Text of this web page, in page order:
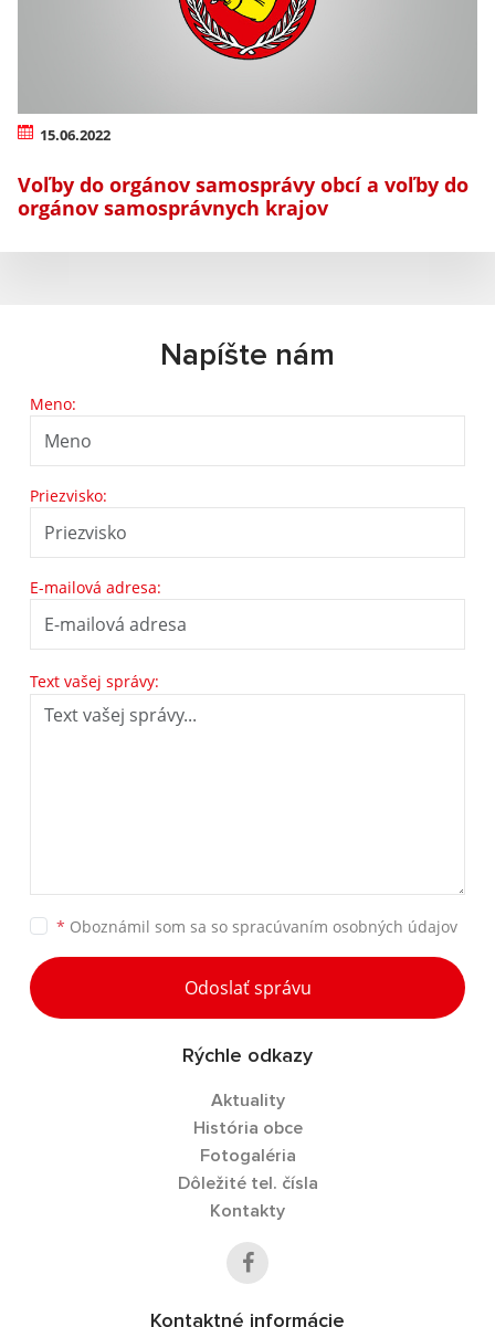
15.06.2022
Voľby do orgánov samosprávy obcí a voľby do
orgánov samosprávnych krajov
Napíšte nám
Meno:
Priezvisko:
E-mailová adresa:
Text vašej správy:
* Oboznámil som sa so spracúvaním osobných údajov
Odoslať správu
Rýchle odkazy
Aktuality
História obce
Fotogaléria
Dôležité tel. čísla
Kontakty
Kontaktné informácie